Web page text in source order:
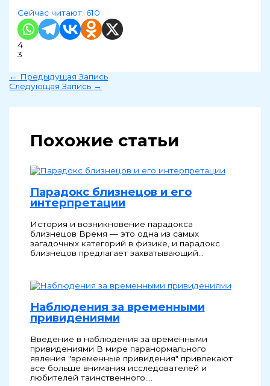
Сейчас читают: 610
4
3
← Предыдущая Запись
Следующая Запись →
Похожие статьи
Парадокс близнецов и его
интерпретации
История и возникновение парадокса
близнецов Время — это одна из самых
загадочных категорий в физике, и парадокс
близнецов предлагает захватывающий…
Наблюдения за временными
привидениями
Введение в наблюдения за временными
привидениями В мире паранормального
явления "временные привидения" привлекают
все больше внимания исследователей и
любителей таинственного.…